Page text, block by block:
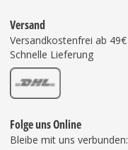
Versand
Versandkostenfrei ab 49€
Schnelle Lieferung
Folge uns Online
Bleibe mit uns verbunden: